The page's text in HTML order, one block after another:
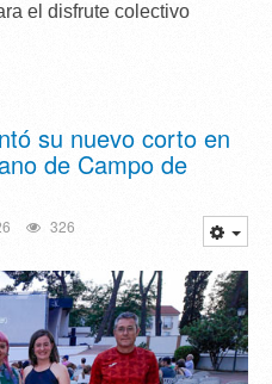
el disfrute colectivo
su nuevo corto en
de Campo de
326